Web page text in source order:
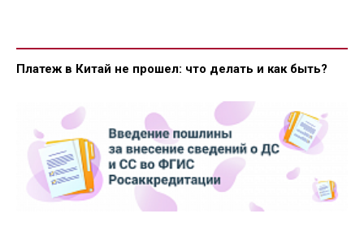
Платеж в Китай не прошел: что делать и как быть?